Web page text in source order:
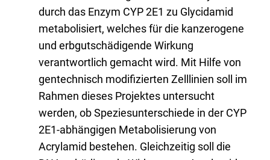
durch das Enzym CYP 2E1 zu Glycidamid
metabolisiert, welches für die kanzerogene
und erbgutschädigende Wirkung
verantwortlich gemacht wird. Mit Hilfe von
gentechnisch modifizierten Zelllinien soll im
Rahmen dieses Projektes untersucht
werden, ob Speziesunterschiede in der CYP
2E1-abhängigen Metabolisierung von
Acrylamid bestehen. Gleichzeitig soll die